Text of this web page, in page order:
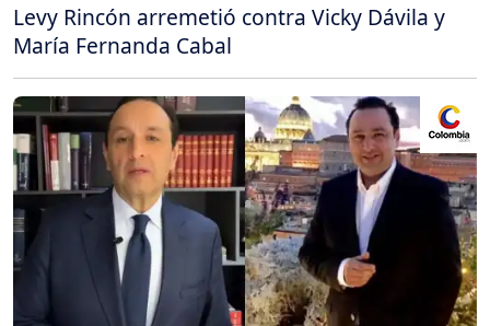
Levy Rincón arremetió contra Vicky Dávila y
María Fernanda Cabal